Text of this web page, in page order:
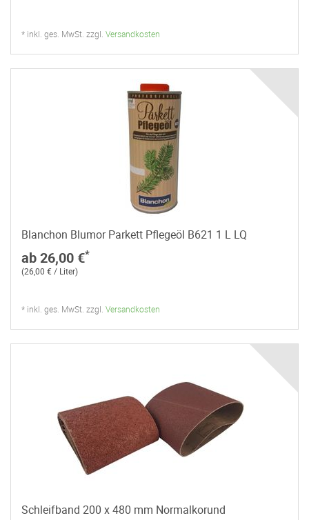
* inkl. ges. MwSt. zzgl. Versandkosten
Blanchon Blumor Parkett Pflegeöl B621 1 L LQ
ab 26,00 €*
(26,00 € / Liter)
* inkl. ges. MwSt. zzgl. Versandkosten
Schleifband 200 x 480 mm Normalkorund